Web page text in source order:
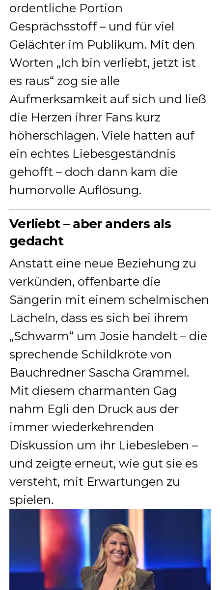
ordentliche Portion
Gesprächsstoff – und für viel
Gelächter im Publikum. Mit den
Worten „Ich bin verliebt, jetzt ist
es raus“ zog sie alle
Aufmerksamkeit auf sich und ließ
die Herzen ihrer Fans kurz
höherschlagen. Viele hatten auf
ein echtes Liebesgeständnis
gehofft – doch dann kam die
humorvolle Auflösung.
Verliebt – aber anders als
gedacht
Anstatt eine neue Beziehung zu
verkünden, offenbarte die
Sängerin mit einem schelmischen
Lächeln, dass es sich bei ihrem
„Schwarm“ um Josie handelt – die
sprechende Schildkröte von
Bauchredner Sascha Grammel.
Mit diesem charmanten Gag
nahm Egli den Druck aus der
immer wiederkehrenden
Diskussion um ihr Liebesleben –
und zeigte erneut, wie gut sie es
versteht, mit Erwartungen zu
spielen.